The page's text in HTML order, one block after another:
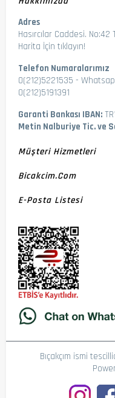
Adres
Hasırcılar Caddesi.
Harita İçin tıklayın!
Telefon Numaralarımız
0(212)5221535 -
0(212)5191391
Garanti Bankası IBAN:
Metin Nalburiye Tic. ve
Müşteri Hizmetleri
Bicakcim.com
E-Posta Listesi
Bıçakçım ismi